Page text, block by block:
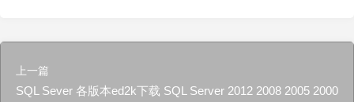
上一篇
SQL Sever 各版本ed2k下载 SQL Server 2012 2008 2005 2000